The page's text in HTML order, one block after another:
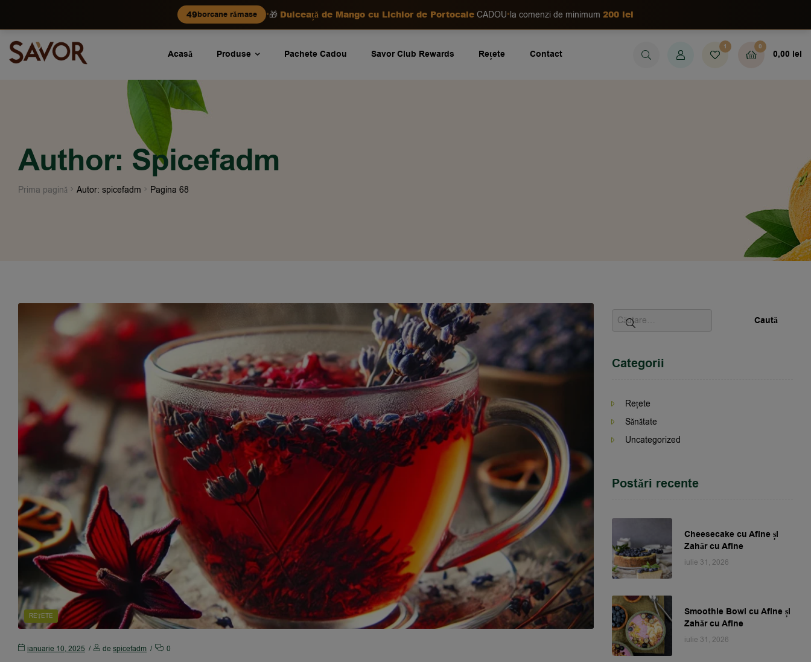
49borcane rămase •🎁 Dulceață de Mango cu Lichior de Portocale CADOU•la comenzi de minimum 200 lei
Acasă Produse Pachete Cadou Savor Club Rewards Rețete Contact
1 0
0,00 lei
Author: Spicefadm
Prima pagină Autor: spicefadm Pagina 68
REȚETE
ianuarie 10, 2025 de spicefadm 0
Categorii
Rețete
Sănătate
Uncategorized
Postări recente
Cheesecake cu Afine și
Zahăr cu Afine
iulie 31, 2026
Smoothie Bowl cu Afine și
Zahăr cu Afine
iulie 31, 2026